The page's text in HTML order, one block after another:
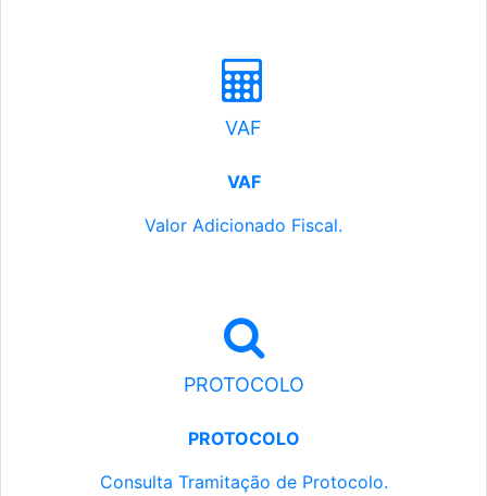
VAF
VAF
Valor Adicionado Fiscal.
PROTOCOLO
PROTOCOLO
Consulta Tramitação de Protocolo.